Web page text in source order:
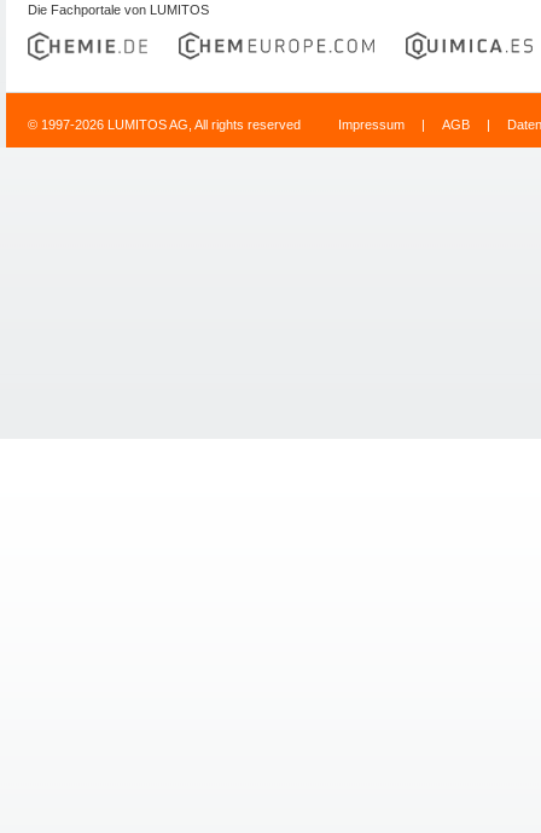
Die Fachportale von LUMITOS
© 1997-2026 LUMITOS AG, All rights reserved Impressum | AGB |